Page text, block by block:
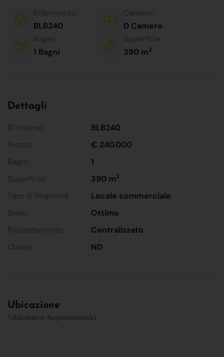
Riferimento:
BLB240
Camere:
0 Camere
Bagni:
1 Bagni
Superficie:
390 m2
Dettagli
ID Interno:
BLB240
Prezzo:
€ 240.000
Bagni:
1
Superficie:
390 m2
Tipo di Proprietà:
Locale commerciale
Stato:
Ottimo
Riscaldamento:
Centralizzato
Classe:
ND
Ubicazione
(Ubicazione Approsimativa)